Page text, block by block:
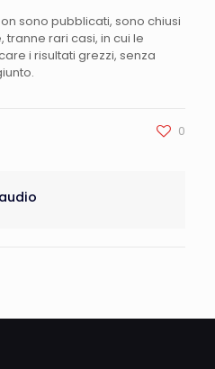
sono pubblicati, sono chiusi
rari casi, in cui le
i risultati grezzi, senza
0